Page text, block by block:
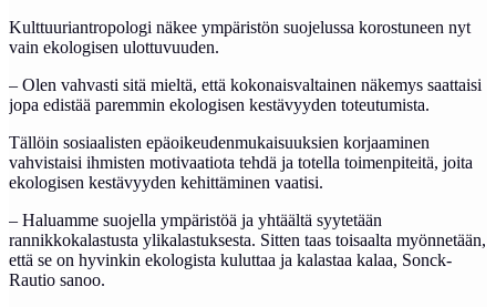
Kulttuuriantropologi näkee ympäristön suojelussa korostuneen nyt
vain ekologisen ulottuvuuden.
– Olen vahvasti sitä mieltä, että kokonaisvaltainen näkemys saattaisi
jopa edistää paremmin ekologisen kestävyyden toteutumista.
Tällöin sosiaalisten epäoikeudenmukaisuuksien korjaaminen
vahvistaisi ihmisten motivaatiota tehdä ja totella toimenpiteitä, joita
ekologisen kestävyyden kehittäminen vaatisi.
– Haluamme suojella ympäristöä ja yhtäältä syytetään
rannikkokalastusta ylikalastuksesta. Sitten taas toisaalta myönnetään,
että se on hyvinkin ekologista kuluttaa ja kalastaa kalaa, Sonck-
Rautio sanoo.